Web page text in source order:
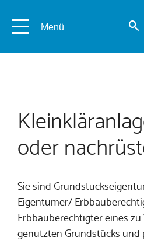
Menü
oder
Sie sind
Eigentümer/
Erbbauberechtigter eines zu
genutzten Grundstücks und